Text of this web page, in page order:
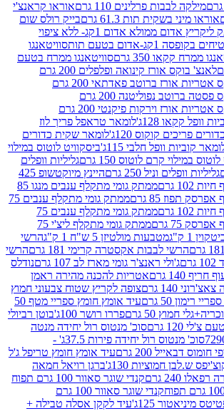
פרלינים 110 גרם
אוראו קראנצ'י
תות 61.3 גרם
בייק רולס שום
ממתק ליקריץ אדום ממולא אדום 1קג- ללא ציפוי
תות
סוויטאנגו
גרם
סוויטאנגו ממרח בטעם
לאנצ' בוקס אורז קינואה ופלפלים 200 גרם
לאנצ' בוקס אטריות אורז ברוטב פאדתאי 200 גרם
לאנצ' בוקס פסטה ברוטב נפוליטנה 200 גרם
לאנצ' בוקס אטריות אורז וירקות פיקנטי 200 גרם
לומאר טראפל פריך לוז
120ג'
לומאר שקית כדורים
חלבי 115ג'
ביסקוויט לוטוס במילוי
לוטוס 150 גרם
גליליות וופלים
250 גרם
היינץ מיוקטשופ 425
ממתק גומי מתקלף ענבים מנגו 85
ממתק גומי מתקלף ענבים 75
ממתק גומי מתקלף ענבים 75
ממתק גומי מתקלף ליצ'י 75
מטבעות מולטיזן 5 ש"ח 1 ק"ג
הרשי
לבבות אקסטרה קרימי 181 גרם
הרשי
ראנצ'ר גומי מארז לב 107 גרם
נודלס
אטריות להכנה מהירה ראמן
צופה לקריץ שטוח צבעוני חמוץ
עיד אומץ חומץ ספריי מטף 50
גרם
פררו רושר 100ג'
בוטן רביולי
סוכ' מנטוס רול יחידה מנטה
סוכ' מנטוס רול יחידה פירות 37.5ג' -
גרם
עיד אומץ חומץ טריפל ג'ל
130ג'
ברגן רויאל חמאה
קנדי שוגר סאוור 100 גרם תפוח
קנדי שוגר סאוור 100 גרם
עיד לקקן אסלה טבילה +